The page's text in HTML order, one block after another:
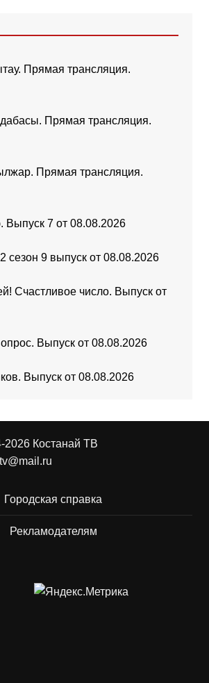
Прямая трансляция.
Прямая трансляция.
Прямая трансляция.
Выпуск 7 от 08.08.2026
сезон 9 выпуск от 08.08.2026
Счастливое число. Выпуск от
Выпуск от 08.08.2026
Выпуск от 08.08.2026
Костанай ТВ
Городская справка
Рекламодателям